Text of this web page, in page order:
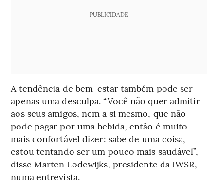
PUBLICIDADE
A tendência de bem-estar também pode ser
apenas uma desculpa. “Você não quer admitir
aos seus amigos, nem a si mesmo, que não
pode pagar por uma bebida, então é muito
mais confortável dizer: sabe de uma coisa,
estou tentando ser um pouco mais saudável”,
disse Marten Lodewijks, presidente da IWSR,
numa entrevista.